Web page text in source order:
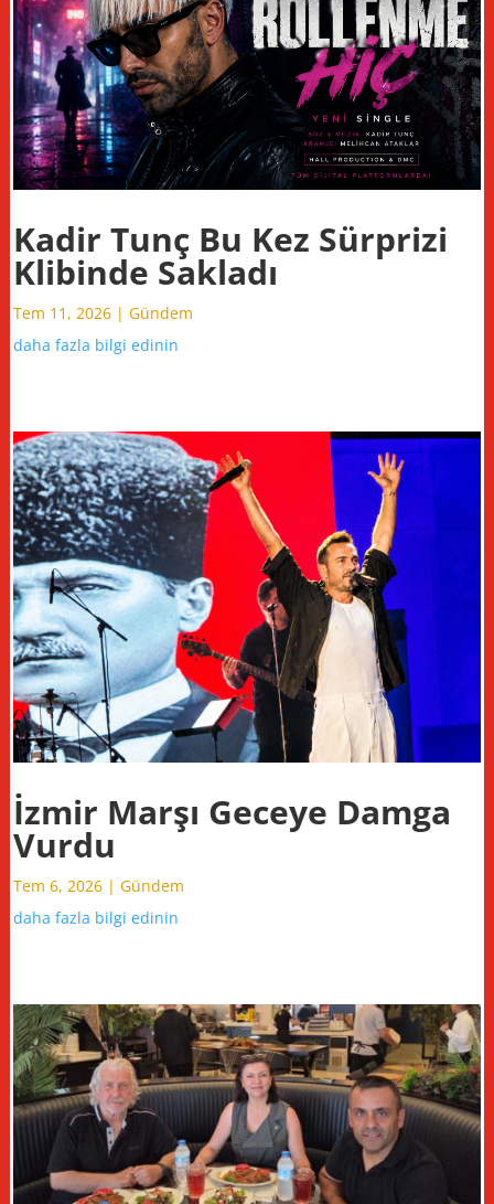
Kadir Tunç Bu Kez Sürprizi
Klibinde Sakladı
Tem 11, 2026 | Gündem
daha fazla bilgi edinin
İzmir Marşı Geceye Damga
Vurdu
Tem 6, 2026 | Gündem
daha fazla bilgi edinin